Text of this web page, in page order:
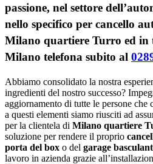
passione, nel settore
nello specifico per cancello
Milano quartiere Turro ed
Milano telefona subito al
Abbiamo consolidato la nostra
ingredienti del nostro successo?
aggiornamento di tutte le persone che
a questi elementi siamo riusciti ad
per la clientela di Milano quartiere
soluzione per rendere il proprio
porta del box o del garage
lavoro in azienda grazie